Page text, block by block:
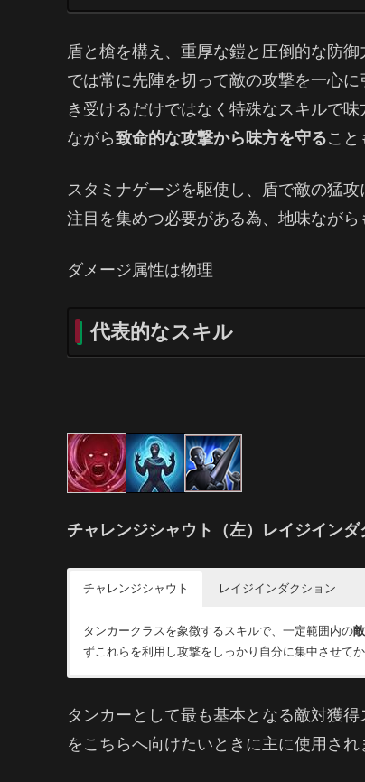
盾と槍を構え、重厚な鎧と圧倒的な防
では常に先陣を切って敵の攻撃を一心
き受けるだけではなく特殊なスキルで
ながら致命的な攻撃から味方を守ること
スタミナゲージを駆使し、盾で敵の猛
注目を集めつ必要がある為、地味なが
ダメージ属性は物理
代表的なスキル
チャレンジシャウト（左）レイジインダ
チャレンジシャウト レイジインダクション
タンカークラスを象徴するスキルで、一定範囲内の
ずこれらを利用し攻撃をしっかり自分に集中させて
昇はほぼない 為、開始時に使用する場合はチャレン
特殊効果として チャレンジシャウトの後に使用する
付与する効果が存在します。代わりにCTは長めです。
タンカーとして最も基本となる敵対獲
をこちらへ向けたいときに主に使用され